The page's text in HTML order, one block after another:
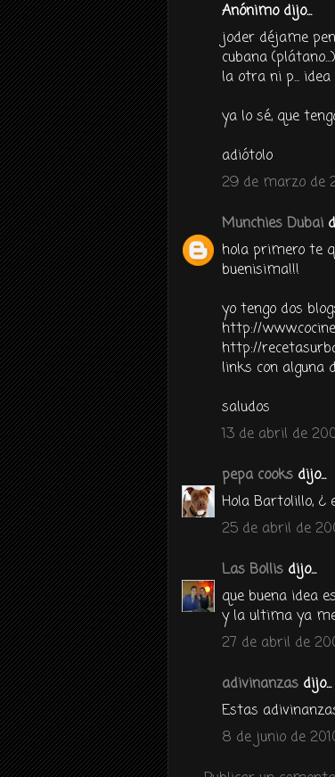
Anónimo dijo...
joder déjame
cubana
la otra ni p... idea
ya lo sé, que
adiótolo
29 de marzo de
Munchies Dubai
hola primero te
buenisima!!!
yo tengo dos
http://
http://
links con alguna
saludos
13 de abril de
pepa cooks dijo...
Hola Bartolillo, ¿
25 de abril de
Las Bollis dijo...
que buena idea
y la ultima ya
27 de abril de
adivinanzas dijo...
Estas
8 de junio de